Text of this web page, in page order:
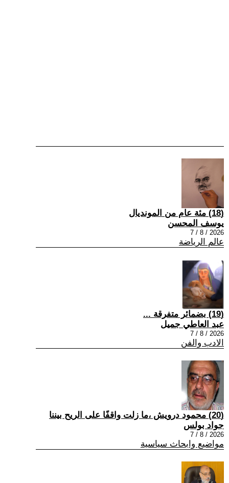
(18) مئة عام من المونديال
يوسف المحسن
2026 / 8 / 7
عالم الرياضة
(19) بضمائر متفرقة ...
عبد العاطي جميل
2026 / 8 / 7
الادب والفن
(20) محمود درويش ،ما زلت واقفًا على الريح بيننا
جواد بولس
2026 / 8 / 7
مواضيع وابحاث سياسية